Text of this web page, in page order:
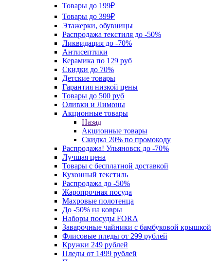
Товары до 199₽
Товары до 399₽
Этажерки, обувницы
Распродажа текстиля до -50%
Ликвидация до -70%
Антисептики
Керамика по 129 руб
Скидки до 70%
Детские товары
Гарантия низкой цены
Товары до 500 руб
Оливки и Лимоны
Акционные товары
Назад
Акционные товары
Скидка 20% по промокоду
Распродажа! Ульяновск до -70%
Лучшая цена
Товары с бесплатной доставкой
Кухонный текстиль
Распродажа до -50%
Жаропрочная посуда
Махровые полотенца
До -50% на ковры
Наборы посуды FORA
Заварочные чайники с бамбуковой крышкой
Флисовые пледы от 299 рублей
Кружки 249 рублей
Пледы от 1499 рублей